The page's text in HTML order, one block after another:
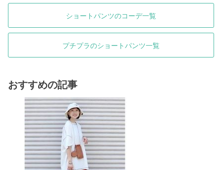
ショートパンツのコーデ一覧
プチプラのショートパンツ一覧
おすすめの記事